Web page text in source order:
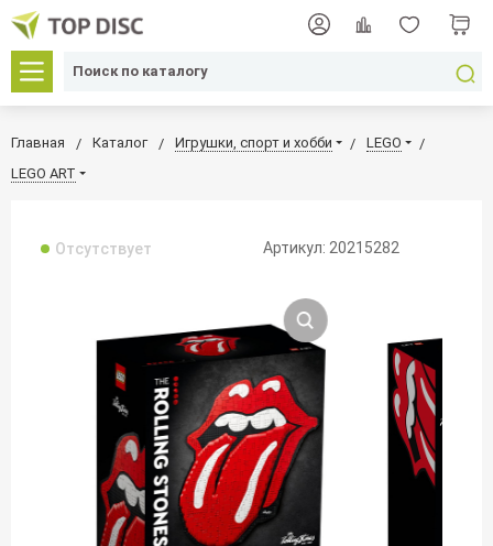
Главная Каталог Игрушки, спорт и хобби
LEGO
LEGO ART
Отсутствует Артикул: 20215282